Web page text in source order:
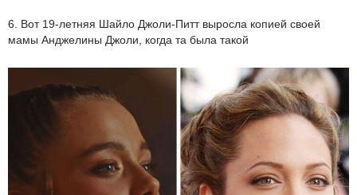
6. Вот 19-летняя Шайло Джоли-Питт выросла копией своей
мамы Анджелины Джоли, когда та была такой